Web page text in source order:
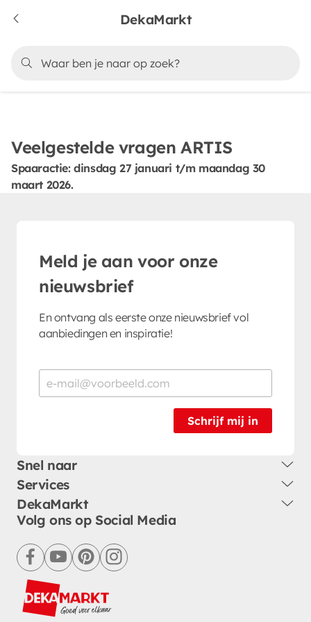
DekaMarkt
Veelgestelde vragen ARTIS
Spaaractie: dinsdag 27 januari t/m maandag 30
maart 2026.
Meld je aan voor onze
nieuwsbrief
En ontvang als eerste onze nieuwsbrief vol
aanbiedingen en inspiratie!
Schrijf mij in
Snel naar
Services
DekaMarkt
Volg ons op Social Media
facebookyoutubepinterestinstagram